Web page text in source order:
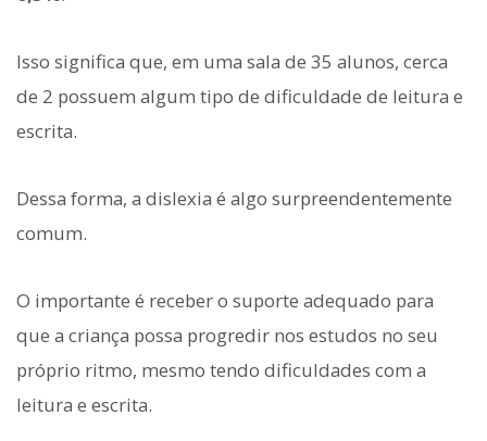
Isso significa que, em uma sala de 35 alunos, cerca
de 2 possuem algum tipo de dificuldade de leitura e
escrita.
Dessa forma, a dislexia é algo surpreendentemente
comum.
O importante é receber o suporte adequado para
que a criança possa progredir nos estudos no seu
próprio ritmo, mesmo tendo dificuldades com a
leitura e escrita.